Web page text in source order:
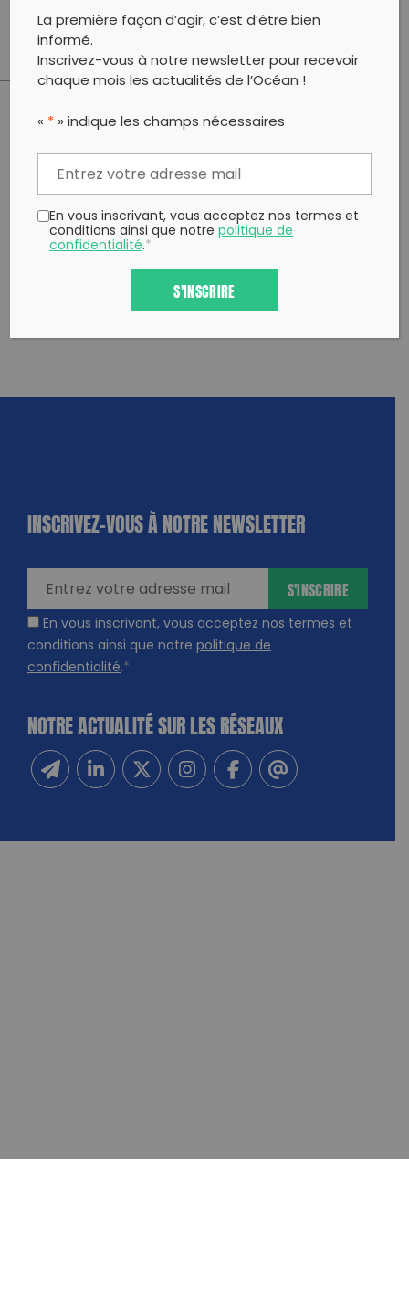
PARTAGER CET ARTICLE:
Partager sur Facebook
Partager sur
Envoyer à
Copy to clipboard
INSCRIVEZ-VOUS À NOTRE NEWSLETTER
En vous inscrivant, vous acceptez nos termes et
conditions ainsi que notre politique de
confidentialité.*
S'INSCRIRE
NOTRE ACTUALITÉ SUR LES RÉSEAUX
La première façon d’agir, c’est d’être bien
informé.
Inscrivez-vous à notre newsletter pour recevoir
chaque mois les actualités de l’Océan !
« * » indique les champs nécessaires
En vous inscrivant, vous acceptez nos termes et
conditions ainsi que notrepolitique de
confidentialité.*
S'INSCRIRE